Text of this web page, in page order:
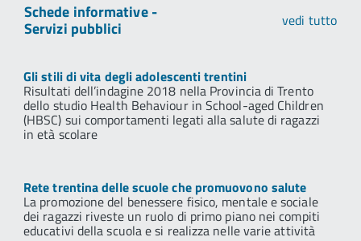
Schede informative -
Servizi pubblici vedi tutto
Gli stili di vita degli adolescenti trentini
Risultati dell’indagine 2018 nella Provincia di Trento
dello studio Health Behaviour in School-aged Children
(HBSC) sui comportamenti legati alla salute di ragazzi
in età scolare
Rete trentina delle scuole che promuovono salute
La promozione del benessere fisico, mentale e sociale
dei ragazzi riveste un ruolo di primo piano nei compiti
educativi della scuola e si realizza nelle varie attività